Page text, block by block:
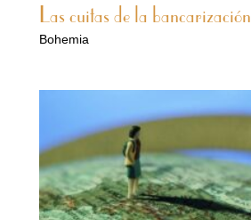
Las cuitas de la bancarización
Bohemia